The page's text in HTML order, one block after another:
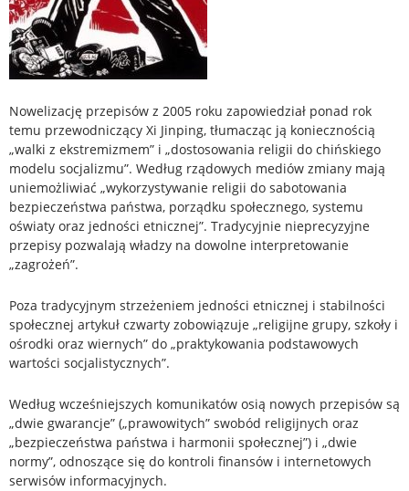
Nowelizację przepisów z 2005 roku zapowiedział ponad rok
temu przewodniczący Xi Jinping, tłumacząc ją koniecznością
„walki z ekstremizmem” i „dostosowania religii do chińskiego
modelu socjalizmu”. Według rządowych mediów zmiany mają
uniemożliwiać „wykorzystywanie religii do sabotowania
bezpieczeństwa państwa, porządku społecznego, systemu
oświaty oraz jedności etnicznej”. Tradycyjnie nieprecyzyjne
przepisy pozwalają władzy na dowolne interpretowanie
„zagrożeń”.
Poza tradycyjnym strzeżeniem jedności etnicznej i stabilności
społecznej artykuł czwarty zobowiązuje „religijne grupy, szkoły i
ośrodki oraz wiernych” do „praktykowania podstawowych
wartości socjalistycznych”.
Według wcześniejszych komunikatów osią nowych przepisów są
„dwie gwarancje” („prawowitych” swobód religijnych oraz
„bezpieczeństwa państwa i harmonii społecznej”) i „dwie
normy”, odnoszące się do kontroli finansów i internetowych
serwisów informacyjnych.